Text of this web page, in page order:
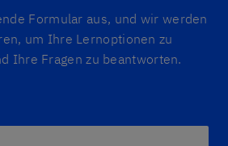
Formular aus, und wir werden
um Ihre Lernoptionen zu
Ihre Fragen zu beantworten.